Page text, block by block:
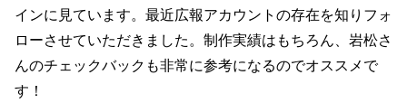
インに見ています。最近広報アカウントの存在を知りフォ
ローさせていただきました。制作実績はもちろん、岩松さ
んのチェックバックも非常に参考になるのでオススメで
す！